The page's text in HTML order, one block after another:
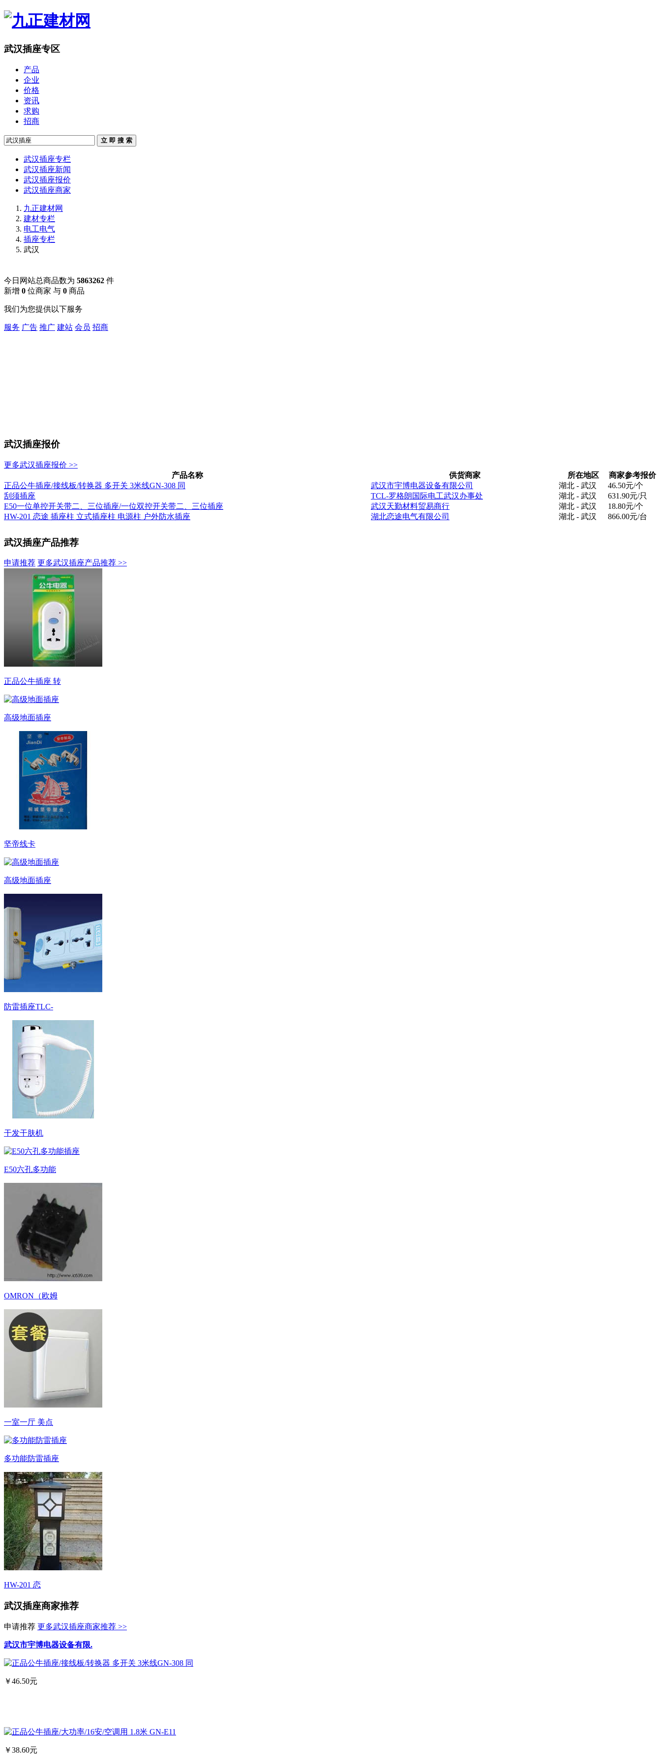
武汉插座专区
产品
企业
价格
资讯
求购
招商
立 即 搜 索
武汉插座专栏
武汉插座新闻
武汉插座报价
武汉插座商家
九正建材网
建材专栏
电工电气
插座专栏
武汉
今日网站总商品数为 5863262 件
新增 0 位商家 与 0 商品
我们为您提供以下服务
服务 广告 推广 建站 会员 招商
武汉插座报价
更多武汉插座报价 >>
产品名称
供货商家 所在地区
商家参考报价
正品公牛插座/接线板/转换器 多开关 3米线GN-308 同
武汉市宇博电器设备有限公司 湖北 - 武汉
46.50元/个
刮须插座
TCL-罗格朗国际电工武汉办事处 湖北 - 武汉
631.90元/只
E50一位单控开关带二、三位插座/一位双控开关带二、三位插座
武汉天勤材料贸易商行 湖北 - 武汉
18.80元/个
HW-201 恋途 插座柱 立式插座柱 电源柱 户外防水插座
湖北恋途电气有限公司 湖北 - 武汉 866.00元/台
武汉插座产品推荐
申请推荐 更多武汉插座产品推荐 >>
正品公牛插座 转
高级地面插座
坚帝线卡
高级地面插座
防雷插座TLC-
干发干肤机
E50六孔多功能
OMRON（欧姆
一室一厅 美点
多功能防雷插座
HW-201 恋
武汉插座商家推荐
申请推荐 更多武汉插座商家推荐 >>
武汉市宇博电器设备有限.
￥46.50元
￥38.60元